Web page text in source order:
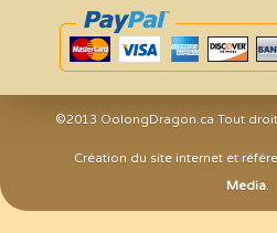
©2013 OolongDragon.ca Tout
Création du site internet et
Media.